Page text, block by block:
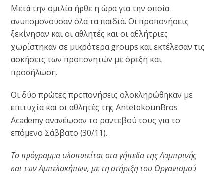
Μετά την ομιλία ήρθε η ώρα για την οποία
ανυπομονούσαν όλα τα παιδιά. Οι προπονήσεις
ξεκίνησαν και οι αθλητές και οι αθλήτριες
χωρίστηκαν σε μικρότερα groups και εκτέλεσαν τις
ασκήσεις των προπονητών με όρεξη και
προσήλωση.
Οι δύο πρώτες προπονήσεις ολοκληρώθηκαν με
επιτυχία και οι αθλητές της AntetokounBros
Academy ανανέωσαν το ραντεβού τους για το
επόμενο Σάββατο (30/11).
Το πρόγραμμα υλοποιείται στα γήπεδα της Λαμπρινής
και των Αμπελοκήπων, με τη στήριξη του Οργανισμού